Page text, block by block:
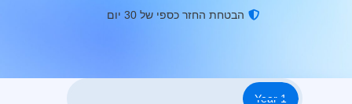
הבטחת החזר כספי של 30 יום
1 Year